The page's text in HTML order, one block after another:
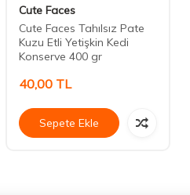
Cute Faces
Cute Faces Tahılsız Pate
Kuzu Etli Yetişkin Kedi
Konserve 400 gr
40,00 TL
Sepete Ekle